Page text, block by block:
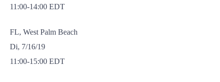
11:00-14:00 EDT
FL, West Palm Beach
Di, 7/16/19
11:00-15:00 EDT